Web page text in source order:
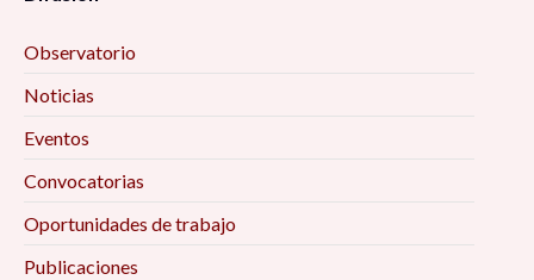
Observatorio
Noticias
Eventos
Convocatorias
Oportunidades de trabajo
Publicaciones